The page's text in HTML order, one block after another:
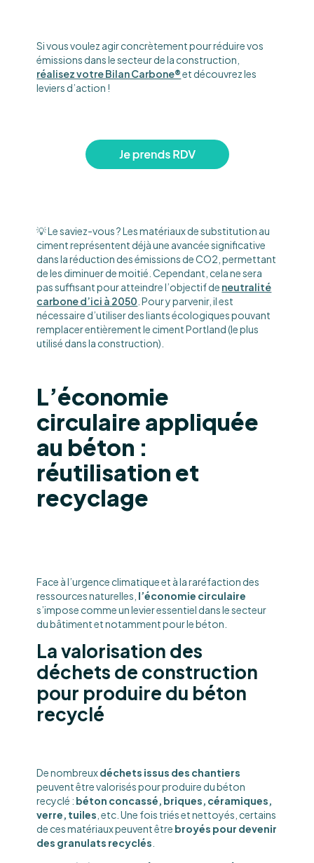
Si vous voulez agir concrètement pour réduire vos
émissions dans le secteur de la construction,
réalisez votre Bilan Carbone®et découvrez les
leviers d’action !
💡 Le saviez-vous ? Les matériaux de substitution au
ciment représentent déjà une avancée significative
dans la réduction des émissions de CO2, permettant
de les diminuer de moitié. Cependant, cela ne sera
pas suffisant pour atteindre l’objectif de neutralité
carbone d’ici à 2050 . Pour y parvenir, il est
nécessaire d’utiliser des liants écologiques pouvant
remplacer entièrement le ciment Portland (le plus
utilisé dans la construction).
L’économie
circulaire appliquée
au béton :
réutilisation et
recyclage
Face à l’urgence climatique et à la raréfaction des
ressources naturelles, l’économie circulaire
s’impose comme un levier essentiel dans le secteur
du bâtiment et notamment pour le béton.
La valorisation des
déchets de construction
pour produire du béton
recyclé
De nombreuxdéchets issus des chantiers
peuvent être valorisés pour produire du béton
recyclé : béton concassé, briques, céramiques,
verre, tuiles , etc. Une fois triés et nettoyés, certains
de ces matériaux peuvent être broyés pour devenir
des granulats recyclés